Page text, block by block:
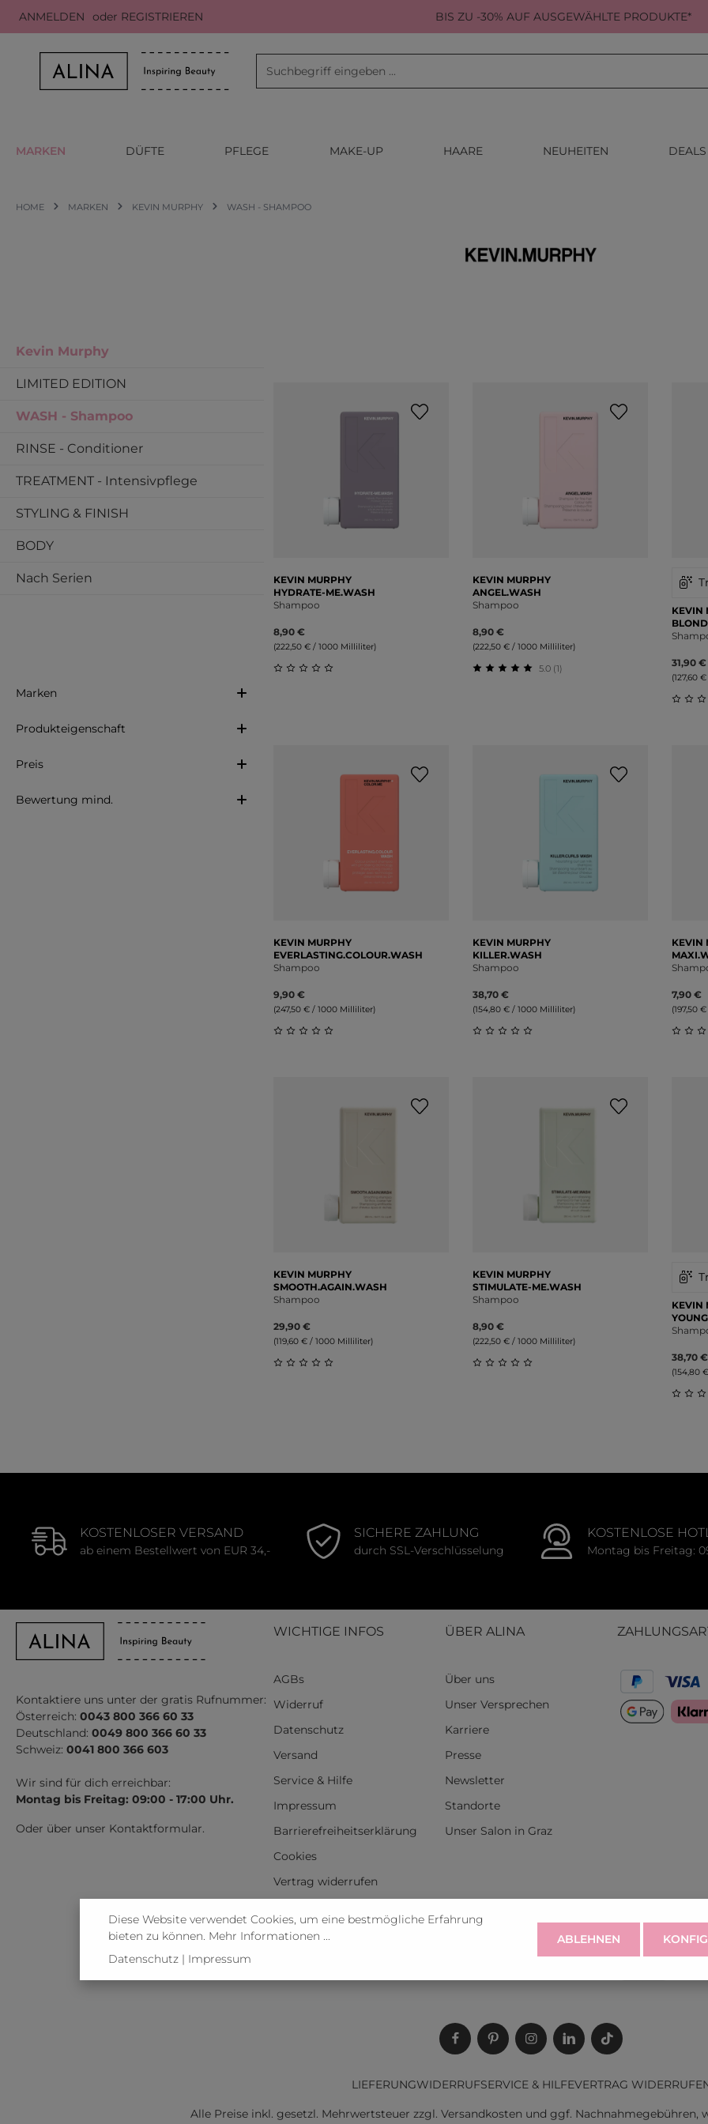
Hauptinhalt springen
Zur Suche springen
Zur Hauptnavigation springen
ANMELDEN oder REGISTRIEREN BIS ZU -30% AUF AUSGEWÄHLTE PRODUKTE*
MARKEN DÜFTE PFLEGE MAKE-UP HAARE NEUHEITEN DEALS
HOME MARKEN KEVIN MURPHY WASH - SHAMPOO
Kevin Murphy
LIMITED EDITION
WASH - Shampoo
RINSE - Conditioner
TREATMENT - Intensivpflege
STYLING & FINISH
BODY
Nach Serien
Marken
Produkteigenschaft
Preis
Bewertung mind.
KEVIN MURPHY
HYDRATE-ME.WASH
Shampoo
8,90 €
(222,50 € / 1000 Milliliter)
KEVIN MURPHY
ANGEL.WASH
Shampoo
8,90 €
(222,50 € / 1000 Milliliter)
Durchschnittliche Bewertung von 5
5.0 (1)
KEVIN
31,90 €
(127,60
KEVIN MURPHY
EVERLASTING.COLOUR.WASH
Shampoo
9,90 €
(247,50 € / 1000 Milliliter)
KEVIN MURPHY
KILLER.WASH
Shampoo
38,70 €
(154,80 € / 1000 Milliliter)
KEVIN
7,90 €
(197,50
KEVIN MURPHY
SMOOTH.AGAIN.WASH
Shampoo
29,90 €
(119,60 € / 1000 Milliliter)
KEVIN MURPHY
STIMULATE-ME.WASH
Shampoo
8,90 €
(222,50 € / 1000 Milliliter)
Durchschnittliche Bewertung von 0
KEVIN
38,70 €
(154,80
KOSTENLOSER VERSAND
ab einem Bestellwert von EUR 34,-
SICHERE ZAHLUNG
durch SSL-Verschlüsselung
KOSTENLOSE
Montag bis Freitag:
Kontaktiere uns unter der gratis Rufnummer:
Österreich: 0043 800 366 60 33
Deutschland: 0049 800 366 60 33
Schweiz: 0041 800 366 603
Wir sind für dich erreichbar:
Montag bis Freitag: 09:00 - 17:00 Uhr.
Oder über unser Kontaktformular.
WICHTIGE INFOS
AGBs
Widerruf
Datenschutz
Versand
Service & Hilfe
Impressum
Barrierefreiheitserklärung
Cookies
Vertrag widerrufen
ÜBER ALINA
Über uns
Unser Versprechen
Karriere
Presse
Newsletter
Standorte
Unser Salon in Graz
LIEFERUNGWIDERRUFSERVICE & HILFEVERTRAG
Alle Preise inkl. gesetzl. Mehrwertsteuer zzgl. Versandkosten und ggf. Nachnahmegebühren,
Diese Website verwendet Cookies, um eine bestmögliche Erfahrung
bieten zu können. Mehr Informationen ...
Datenschutz| Impressum
ABLEHNEN